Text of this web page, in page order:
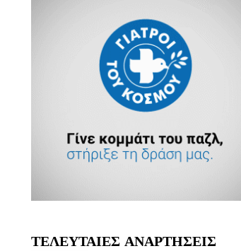
ΤΕΛΕΥΤΑΙΕΣ ΑΝΑΡΤΗΣΕΙΣ